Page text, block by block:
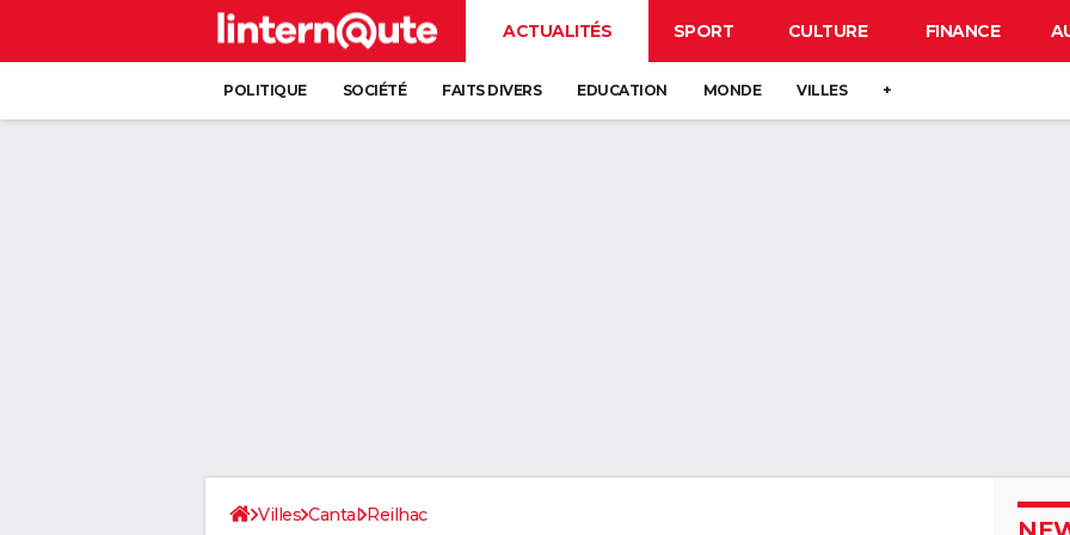
ACTUALITÉS SPORT CULTURE FINANCE
POLITIQUE SOCIÉTÉ FAITS DIVERS EDUCATION MONDE VILLES +
Villes Cantal Reilhac